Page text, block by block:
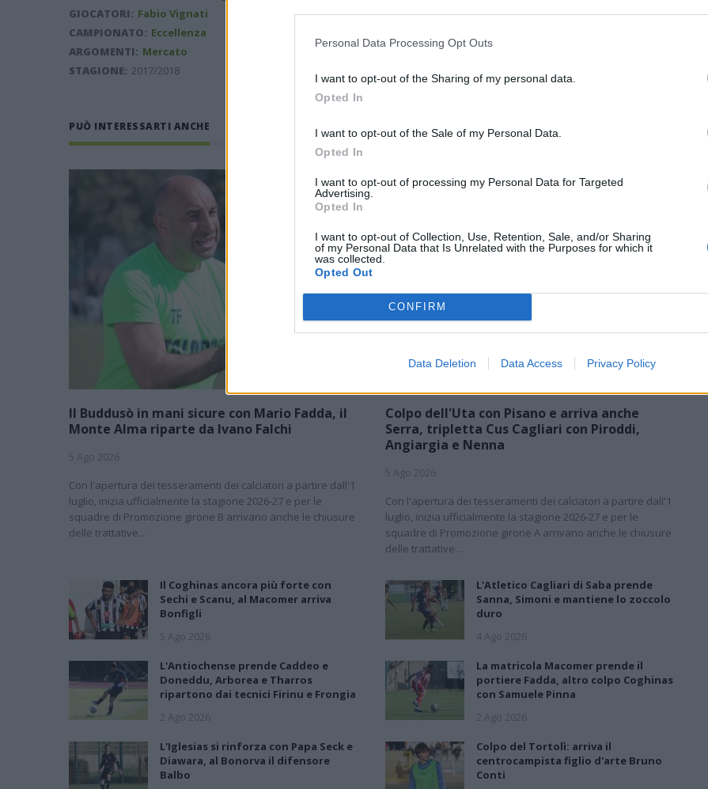
Personal Data Processing Opt Outs
I want to opt-out of the Sharing of my personal data.
Opted In
I want to opt-out of the Sale of my Personal Data.
Opted In
I want to opt-out of processing my Personal Data for Targeted
Advertising.
Opted In
I want to opt-out of Collection, Use, Retention, Sale, and/or Sharing
of my Personal Data that Is Unrelated with the Purposes for which it
was collected.
Opted Out
CONFIRM
Data Deletion Data Access Privacy Policy
GIOCATORI: Fabio Vignati
CAMPIONATO: Eccellenza
ARGOMENTI: Mercato
STAGIONE: 2017/2018
PUÒ INTERESSARTI ANCHE
Il Buddusò in mani sicure con Mario Fadda, il
Monte Alma riparte da Ivano Falchi
5 Ago 2026
Con l'apertura dei tesseramenti dei calciatori a partire dall'1
luglio, inizia ufficialmente la stagione 2026-27 e per le
squadre di Promozione girone B arrivano anche le chiusure
delle trattative…
Colpo dell'Uta con Pisano e arriva anche
Serra, tripletta Cus Cagliari con Piroddi,
Angiargia e Nenna
5 Ago 2026
Con l'apertura dei tesseramenti dei calciatori a partire dall'1
luglio, inizia ufficialmente la stagione 2026-27 e per le
squadre di Promozione girone A arrivano anche le chiusure
delle trattative…
Il Coghinas ancora più forte con
Sechi e Scanu, al Macomer arriva
Bonfigli
5 Ago 2026
L'Atletico Cagliari di Saba prende
Sanna, Simoni e mantiene lo zoccolo
duro
4 Ago 2026
L'Antiochense prende Caddeo e
Doneddu, Arborea e Tharros
ripartono dai tecnici Firinu e Frongia
2 Ago 2026
La matricola Macomer prende il
portiere Fadda, altro colpo Coghinas
con Samuele Pinna
2 Ago 2026
L'Iglesias si rinforza con Papa Seck e
Diawara, al Bonorva il difensore
Balbo
Colpo del Tortolì: arriva il
centrocampista figlio d'arte Bruno
Conti